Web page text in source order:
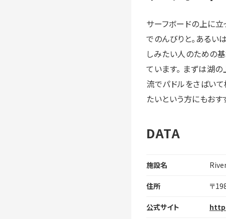
サーフボードの上に
でのんびりと。あるい
しみたい人のための
ています。 まずは湖
流でパドルをさばいて
たいという方にもおす
DATA
施設名
住所 〒
公式サイト